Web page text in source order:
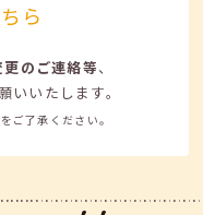
ら
のご連絡等、
いたします。
ご了承ください。